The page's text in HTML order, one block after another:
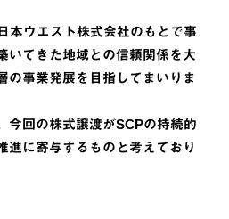
本ウエスト株式会社のもとで事
いてきた地域との信頼関係を大
の事業発展を目指してまいりま
今回の株式譲渡がSCPの持続的
進に寄与するものと考えており